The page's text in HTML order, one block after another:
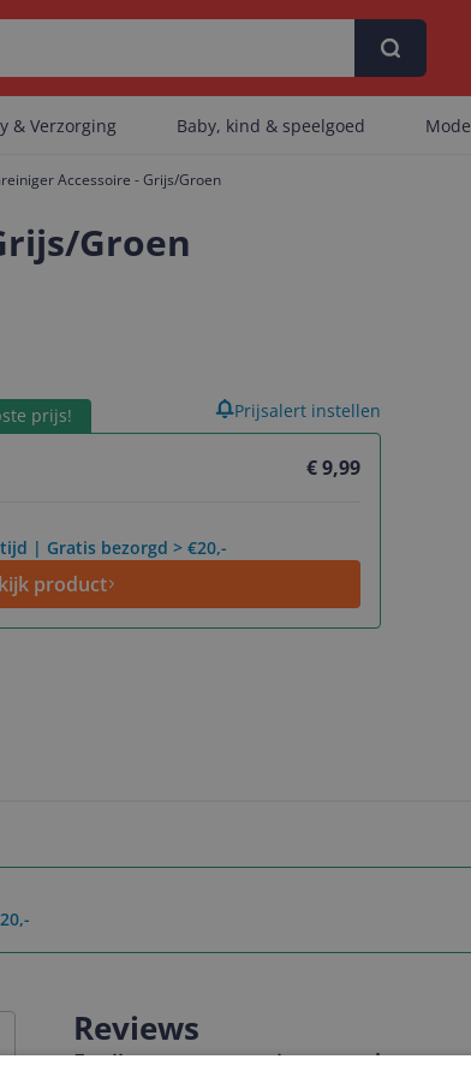
gevonden.
gevonden.
& Verzorging Baby, kind & speelgoed Mode
Accessoire - Grijs/Groen
Groen
prijs!
€ 9,99
| Gratis bezorgd > €20,-
product
Prijsalert instellen
Reviews
Er zijn nog geen reviews geschreven